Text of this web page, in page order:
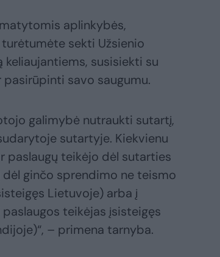
aplinkybės,
sekti Užsienio
susisiekti su
savo saugumu.
galimybė nutraukti sutartį,
sutartyje. Kiekvienu
paslaugų teikėjo dėl sutarties
ginčo sprendimo ne teismo
Lietuvoje) arba į
teikėjas įsisteigęs
– primena tarnyba.